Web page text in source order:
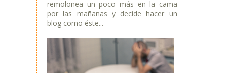
remolonea un poco más en la cama
por las mañanas y decide hacer un
blog como éste...